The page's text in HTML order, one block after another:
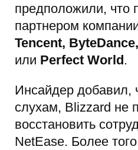
предположили, что
партнером
Tencent,
или Perfect World.
Инсайдер добавил,
слухам, Blizzard не
восстановить
NetEase. Более